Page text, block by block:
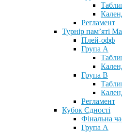
Регламент
Турнір пам’яті
Плей-офф
Група А
Група В
Регламент
Кубок Єдності
Фінальна
Група А